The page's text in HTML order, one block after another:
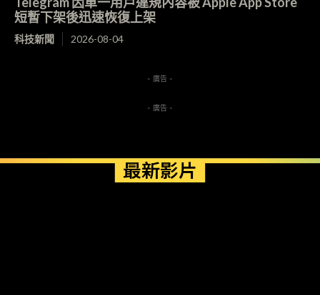
短暫下架後迅速恢復上架
科技新聞 2026-08-04
- 廣告 -
- 廣告 -
最新影片